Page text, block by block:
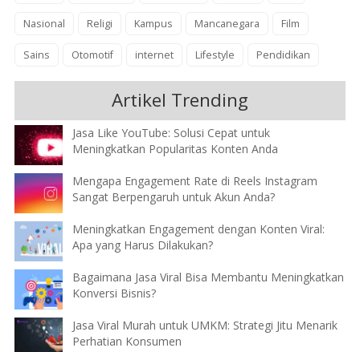
Nasional Religi Kampus Mancanegara Film
Sains Otomotif internet Lifestyle Pendidikan
Artikel Trending
Jasa Like YouTube: Solusi Cepat untuk
Meningkatkan Popularitas Konten Anda
Mengapa Engagement Rate di Reels Instagram
Sangat Berpengaruh untuk Akun Anda?
Meningkatkan Engagement dengan Konten Viral:
Apa yang Harus Dilakukan?
Bagaimana Jasa Viral Bisa Membantu Meningkatkan
Konversi Bisnis?
Jasa Viral Murah untuk UMKM: Strategi Jitu Menarik
Perhatian Konsumen